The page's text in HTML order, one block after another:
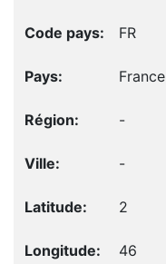
FR
France
-
-
2
46